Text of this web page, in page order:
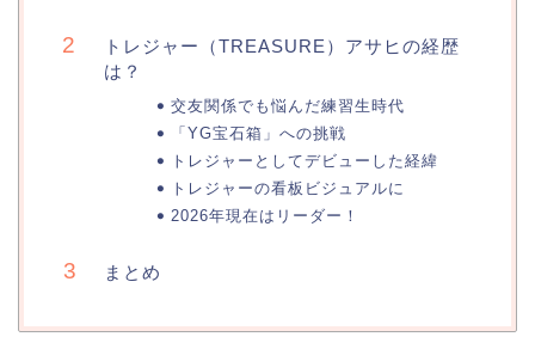
トレジャー（TREASURE）アサヒの経歴
は？
交友関係でも悩んだ練習生時代
「YG宝石箱」への挑戦
トレジャーとしてデビューした経緯
トレジャーの看板ビジュアルに
2026年現在はリーダー！
まとめ